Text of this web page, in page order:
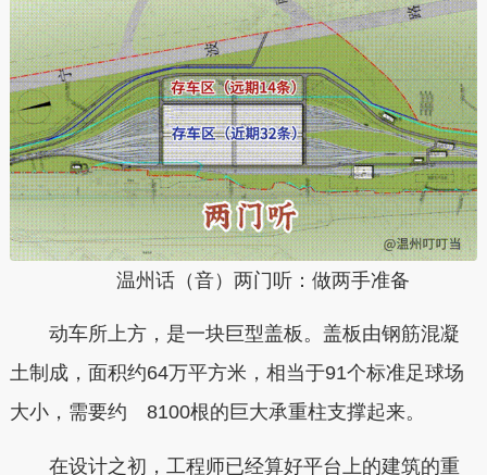
温州话（音）两门听：做两手准备
动车所上方，是一块巨型盖板。 盖板由钢筋混凝
土制成，面积约64万平方米，相当于91个标准足球场
大小，需要约 8100根的巨大承重柱支撑起来。
在设计之初，工程师已经算好平台上的建筑的重